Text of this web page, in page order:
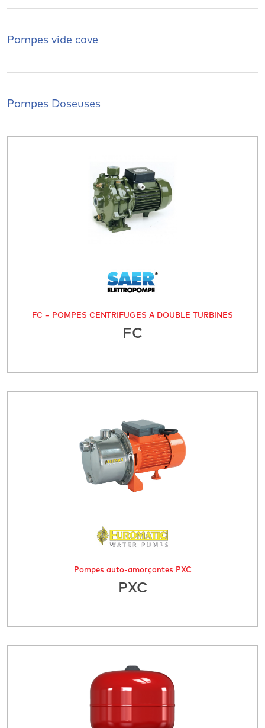
Pompes vide cave
Pompes Doseuses
FC – POMPES CENTRIFUGES À DOUBLE TURBINES
FC
Pompes auto-amorçantes PXC
PXC